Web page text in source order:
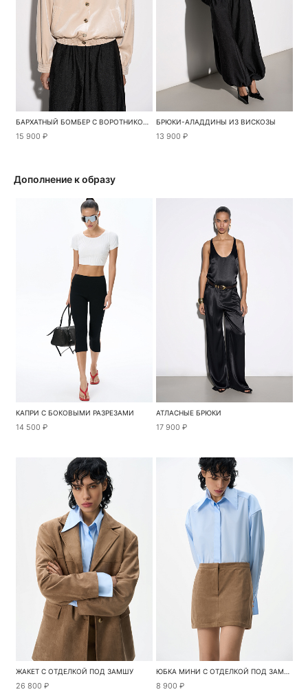
БАРХАТНЫЙ БОМБЕР С ВОРОТНИКОМ-СТОЙКОЙ
15 900 ₽
БРЮКИ-АЛАДДИНЫ ИЗ ВИСКОЗЫ
13 900 ₽
Дополнение к образу
КАПРИ С БОКОВЫМИ РАЗРЕЗАМИ
14 500 ₽
АТЛАСНЫЕ БРЮКИ
17 900 ₽
ЖАКЕТ С ОТДЕЛКОЙ ПОД ЗАМШУ
26 800 ₽
ЮБКА МИНИ С ОТДЕЛКОЙ ПОД ЗАМШУ
8 900 ₽